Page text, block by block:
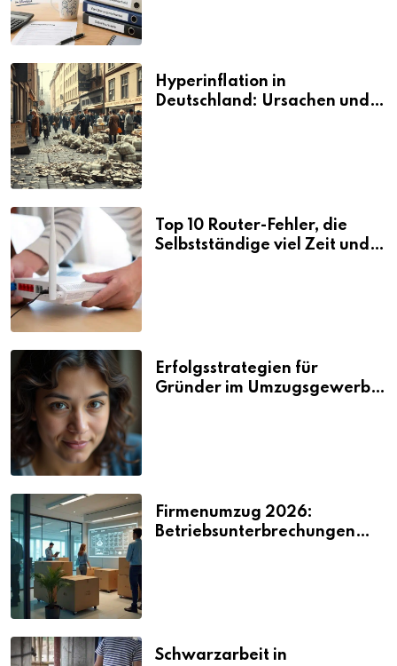
Hyperinflation in
Deutschland: Ursachen und
Top 10 Router-Fehler, die
Selbstständige viel Zeit und
Erfolgsstrategien für
Gründer im Umzugsgewerbe
Firmenumzug 2026:
Betriebsunterbrechungen
Schwarzarbeit in